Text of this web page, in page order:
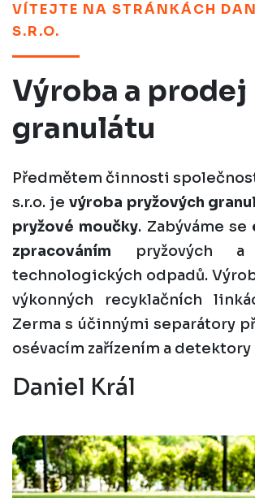
VÍTEJTE NA STRÁNKÁCH
S.R.O.
Výroba a prodej
granulátu
Předmětem činnosti
s.r.o. je výroba pryžových
pryžové moučky. Zabýváme se
zpracováním pryžových a
technologických odpadů.
výkonných recyklačních
Zerma s účinnými separátory
osévacím zařízením a detektory
Daniel Král